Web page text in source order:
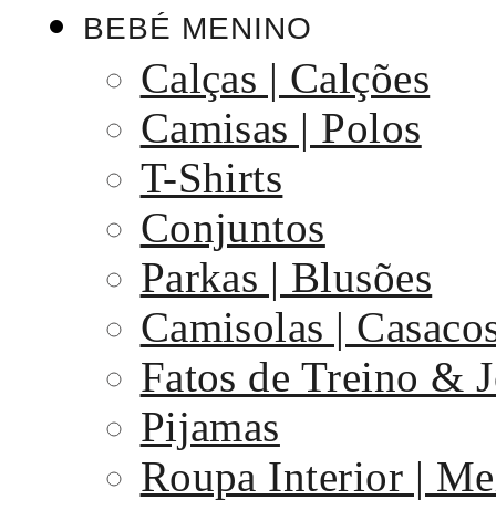
BEBÉ MENINO
Calças | Calções
Camisas | Polos
T-Shirts
Conjuntos
Parkas | Blusões
Camisolas |
Fatos de Treino &
Pijamas
Roupa Interior |